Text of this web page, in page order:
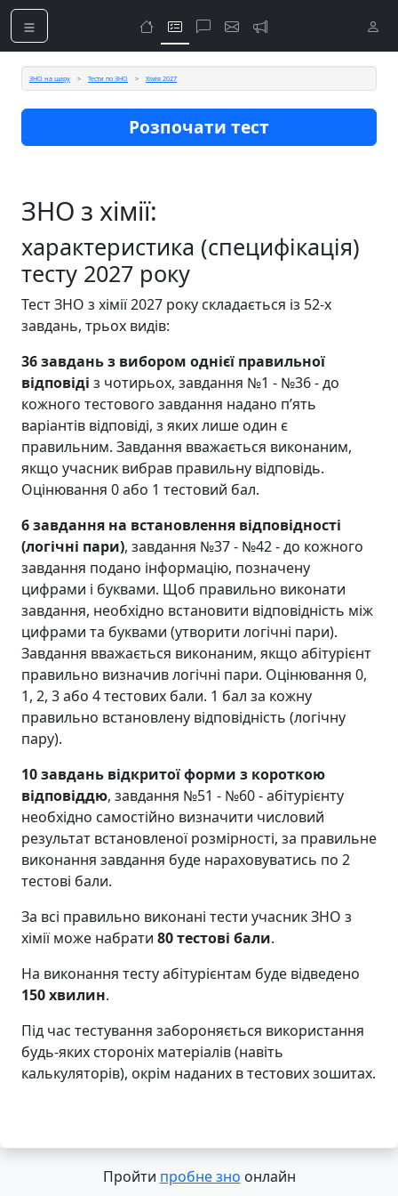
ЗНО на шару Тести по ЗНО Хімія 2027
Розпочати тест
ЗНО з хімії:
характеристика (специфікація)
тесту 2027 року
Тест ЗНО з хімії 2027 року складається із 52-х
завдань, трьох видів:
36 завдань з вибором однієї правильної
відповіді з чотирьох, завдання №1 - №36 - до
кожного тестового завдання надано п’ять
варіантів відповіді, з яких лише один є
правильним. Завдання вважається виконаним,
якщо учасник вибрав правильну відповідь.
Оцінювання 0 або 1 тестовий бал.
6 завдання на встановлення відповідності
(логічні пари), завдання №37 - №42 - до кожного
завдання подано інформацію, позначену
цифрами і буквами. Щоб правильно виконати
завдання, необхідно встановити відповідність між
цифрами та буквами (утворити логічні пари).
Завдання вважається виконаним, якщо абітурієнт
правильно визначив логічні пари. Оцінювання 0,
1, 2, 3 або 4 тестових бали. 1 бал за кожну
правильно встановлену відповідність (логічну
пару).
10 завдань відкритої форми з короткою
відповіддю, завдання №51 - №60 - абітурієнту
необхідно самостійно визначити числовий
результат встановленої розмірності, за правильне
виконання завдання буде нараховуватись по 2
тестові бали.
За всі правильно виконані тести учасник ЗНО з
хімії може набрати 80 тестові бали.
На виконання тесту абітурієнтам буде відведено
150 хвилин.
Під час тестування забороняється використання
будь-яких стороніх матеріалів (навіть
калькуляторів), окрім наданих в тестових зошитах.
Пройти пробне зно онлайн